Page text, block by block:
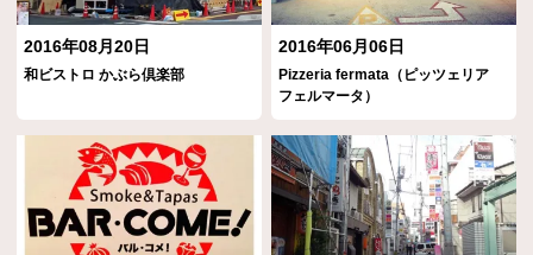
2016年08月20日
和ビストロ かぶら倶楽部
2016年06月06日
Pizzeria fermata（ピッツェリア
フェルマータ）